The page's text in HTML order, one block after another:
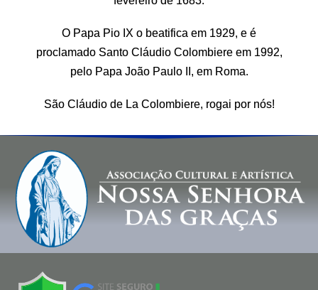
O Papa Pio IX o beatifica em 1929, e é
proclamado Santo Cláudio Colombiere em 1992,
pelo Papa João Paulo II, em Roma.
São Cláudio de La Colombiere, rogai por nós!